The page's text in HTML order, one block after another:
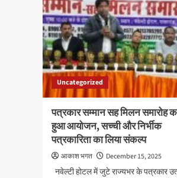
Uncategorized
पत्रकार सम्मान सह मिलन समारोह
हुआ आयोजन, सच्ची और निर्भीक
पत्रकारिता का लिया संकल्प
आकाश भगत
December 15, 2025
नवेल्टी होटल में जुटे राज्यभर के पत्रकार